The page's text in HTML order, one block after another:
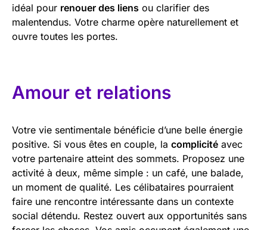
idéal pour renouer des liens ou clarifier des
malentendus. Votre charme opère naturellement et
ouvre toutes les portes.
Amour et relations
Votre vie sentimentale bénéficie d’une belle énergie
positive. Si vous êtes en couple, la complicité avec
votre partenaire atteint des sommets. Proposez une
activité à deux, même simple : un café, une balade,
un moment de qualité. Les célibataires pourraient
faire une rencontre intéressante dans un contexte
social détendu. Restez ouvert aux opportunités sans